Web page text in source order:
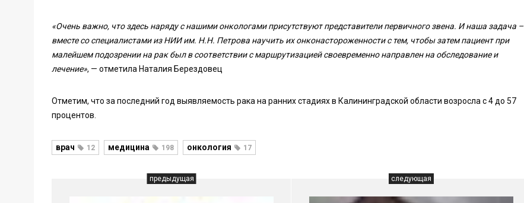
«Очень важно, что здесь наряду с нашими онкологами присутствуют представители первичного звена. И наша задача –
вместе со специалистами из НИИ им. Н.Н. Петрова научить их онконастороженности с тем, чтобы затем пациент при
малейшем подозрении на рак был в соответствии с маршрутизацией своевременно направлен на обследование и
лечение», — отметила Наталия Берездовец
Отметим, что за последний год выявляемость рака на ранних стадиях в Калининградской области возросла с 4 до 57
процентов.
врач 12 медицина 198 онкология 17
предыдущая следующая